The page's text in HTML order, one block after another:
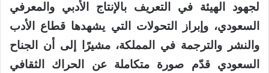
لجهود الهيئة في التعريف بالإنتاج الأدبي والمعرفي
السعودي، وإبراز التحولات التي يشهدها قطاع الأدب
والنشر والترجمة في المملكة، مشيرًا إلى أن الجناح
السعودي قدّم صورة متكاملة عن الحراك الثقافي